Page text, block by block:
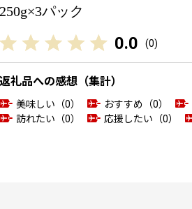
250g×3パック
0.0 (0)
返礼品への感想（集計）
美味しい（0） おすすめ（0）
訪れたい（0）
応援したい（0）